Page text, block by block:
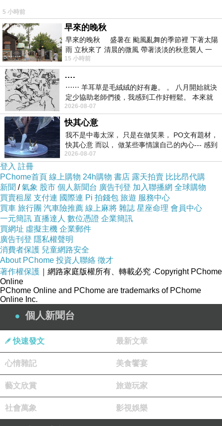
5 小時前
早來的晚秋
早來的晚秋 盛暑在 颱風亂舞的季節裡 下著太陽
雨 立秋來了 清晨的微風 帶著淡淡的秋意襲人 一
下子 又被赤
15 小時前
….
⋯⋯ 羊耳草是毛絨絨的好有趣。 。 八月開始就決
定少協助老師們後，我感到工作好輕鬆。 本來就
不是我的工作啊。 真
2026-08-07
快其心意
我不是中毒太深， 只是在做笑果， PO文有題材，
快其心意 而以， 做某些事情讓自己的內心--- 感到
愉快。
2026-08-07
登入 註冊
PChome首頁 線上購物 24h購物 書店 露天拍賣 比比昂代購
新聞 /氣象 股市 個人新聞台 廣告刊登 加入聯播網 全球購物
買賣租屋 支付連 國際連 Pi 拍錢包 旅遊 服務中心
買車 旅行團 汽車險推薦 線上麻將 雜誌 星座命理 會員中心
一元簡訊 直播達人 數位憑證 企業簡訊
買網址 虛擬主機 企業郵件
廣告刊登 隱私權聲明
消費者保護 兒童網路安全
About PChome 投資人聯絡 徵才
著作權保護 ｜網路家庭版權所有、轉載必究 ‧Copyright PChome
Online
PChome Online and PChome are trademarks of PChome
Online Inc.
個人新聞台
快速發文 最新文章
心情雜記 美食饗宴
藝文欣賞 旅遊玩家
社會萬象 影視娛樂